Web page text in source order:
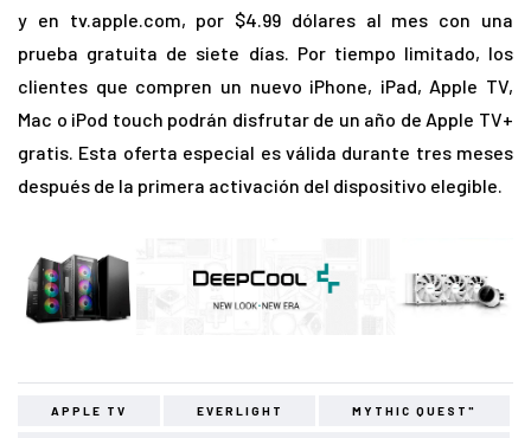
y en tv.apple.com, por $4.99 dólares al mes con una
prueba gratuita de siete días. Por tiempo limitado, los
clientes que compren un nuevo iPhone, iPad, Apple TV,
Mac o iPod touch podrán disfrutar de un año de Apple TV+
gratis. Esta oferta especial es válida durante tres meses
después de la primera activación del dispositivo elegible.
APPLE TV EVERLIGHT MYTHIC QUEST"